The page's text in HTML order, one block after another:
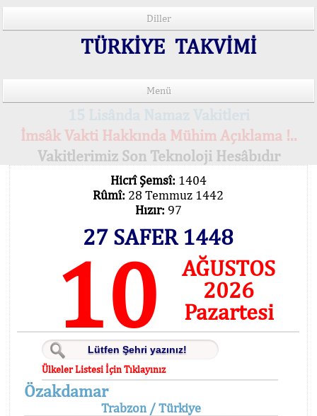
Diller
TÜRKİYE TAKVİMİ
Menü
İmsâk Vakti Hakkında Mühim Açıklama !..
Vakitlerimiz Son Teknoloji Hesâbıdır
Hicrî Şemsî: 1404
Rûmî: 28 Temmuz 1442
Hızır: 97
27 SAFER 1448
10
AĞUSTOS
2026
Pazartesi
Ülkeler Listesi İçin Tıklayınız
Özakdamar
Trabzon / Türkiye